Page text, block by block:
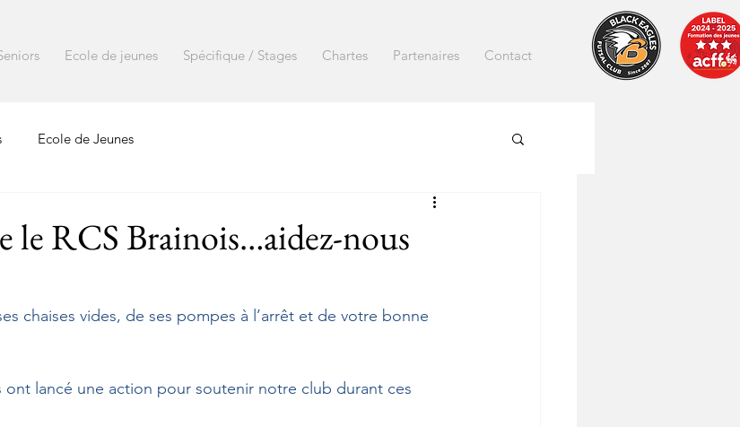
Ecole de jeunes Spécifique / Stages Chartes Partenaires Contact
Ecole de Jeunes
le RCS Brainois…aidez-nous
chaises vides, de ses pompes à l’arrêt et de votre bonne
ont lancé une action pour soutenir notre club durant ces